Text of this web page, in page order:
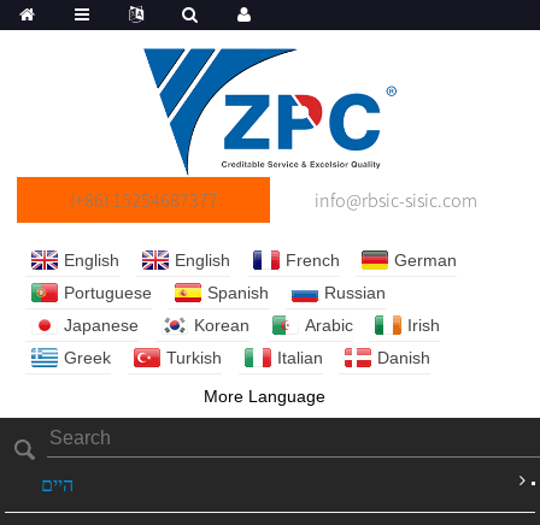
(+86) 15254687377 info@rbsic-sisic.com
English English French
German
Portuguese
Spanish
Russian
Japanese
Korean Arabic
Irish
Greek
Turkish Italian
Danish
More Language
היים